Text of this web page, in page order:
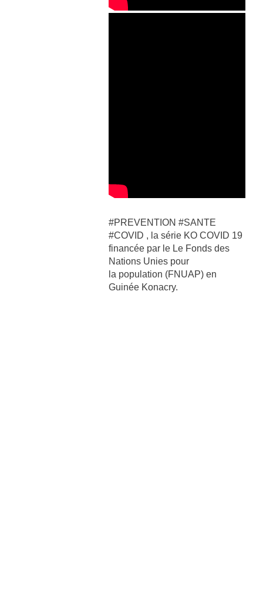
#PREVENTION #SANTE
#COVID , la série KO COVID 19
financée par le Le Fonds des
Nations Unies pour
la population (FNUAP) en
Guinée Konacry.